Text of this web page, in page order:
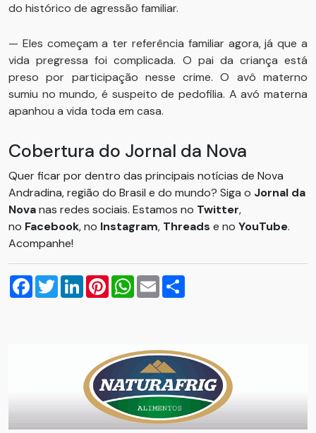
do histórico de agressão familiar.
— Eles começam a ter referência familiar agora, já que a
vida pregressa foi complicada. O pai da criança está
preso por participação nesse crime. O avô materno
sumiu no mundo, é suspeito de pedofilia. A avó materna
apanhou a vida toda em casa.
Cobertura do Jornal da Nova
Quer ficar por dentro das principais notícias de Nova
Andradina, região do Brasil e do mundo? Siga o Jornal da
Novanas redes sociais. Estamos no Twitter,
no Facebook, no Instagram, Threads e no YouTube.
Acompanhe!
Facebook
TwitterLinkedInPinterestWhatsApp
Email